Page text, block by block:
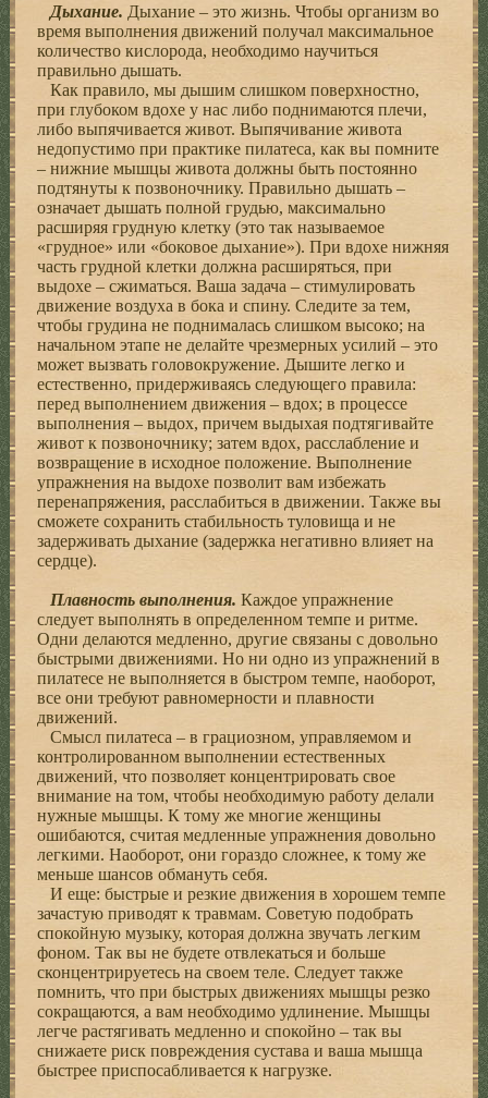
Дыхание. Дыхание – это жизнь. Чтобы организм во
время выполнения движений получал максимальное
количество кислорода, необходимо научиться
правильно дышать.
Как правило, мы дышим слишком поверхностно,
при глубоком вдохе у нас либо поднимаются плечи,
либо выпячивается живот. Выпячивание живота
недопустимо при практике пилатеса, как вы помните
– нижние мышцы живота должны быть постоянно
подтянуты к позвоночнику. Правильно дышать –
означает дышать полной грудью, максимально
расширяя грудную клетку (это так называемое
«грудное» или «боковое дыхание»). При вдохе нижняя
часть грудной клетки должна расширяться, при
выдохе – сжиматься. Ваша задача – стимулировать
движение воздуха в бока и спину. Следите за тем,
чтобы грудина не поднималась слишком высоко; на
начальном этапе не делайте чрезмерных усилий – это
может вызвать головокружение. Дышите легко и
естественно, придерживаясь следующего правила:
перед выполнением движения – вдох; в процессе
выполнения – выдох, причем выдыхая подтягивайте
живот к позвоночнику; затем вдох, расслабление и
возвращение в исходное положение. Выполнение
упражнения на выдохе позволит вам избежать
перенапряжения, расслабиться в движении. Также вы
сможете сохранить стабильность туловища и не
задерживать дыхание (задержка негативно влияет на
сердце).
Плавность выполнения. Каждое упражнение
следует выполнять в определенном темпе и ритме.
Одни делаются медленно, другие связаны с довольно
быстрыми движениями. Но ни одно из упражнений в
пилатесе не выполняется в быстром темпе, наоборот,
все они требуют равномерности и плавности
движений.
Смысл пилатеса – в грациозном, управляемом и
контролированном выполнении естественных
движений, что позволяет концентрировать свое
внимание на том, чтобы необходимую работу делали
нужные мышцы. К тому же многие женщины
ошибаются, считая медленные упражнения довольно
легкими. Наоборот, они гораздо сложнее, к тому же
меньше шансов обмануть себя.
И еще: быстрые и резкие движения в хорошем темпе
зачастую приводят к травмам. Советую подобрать
спокойную музыку, которая должна звучать легким
фоном. Так вы не будете отвлекаться и больше
сконцентрируетесь на своем теле. Следует также
помнить, что при быстрых движениях мышцы резко
сокращаются, а вам необходимо удлинение. Мышцы
легче растягивать медленно и спокойно – так вы
снижаете риск повреждения сустава и ваша мышца
быстрее приспосабливается к нагрузке.